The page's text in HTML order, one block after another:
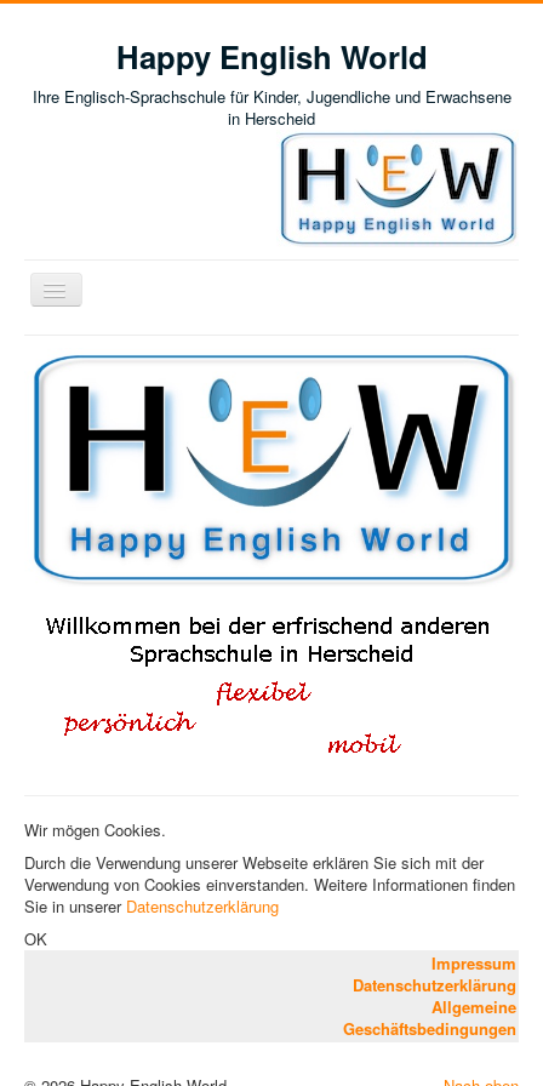
Happy English World
Ihre Englisch-Sprachschule für Kinder, Jugendliche und Erwachsene
in Herscheid
Navigation
an/aus
Home
News
Englisch für Kinder und Jugendliche
Einführung: Englisch für Kinder und Jugendliche
Vorbereitungskurs auf das 5. Schuljahr
Förderunterricht
Kursübersicht und Preise
Englisch für Erwachsene
Einführung: Englisch für Erwachsene
Konversationskurse
Englisch für den Beruf
Einführung: Englisch für den Beruf
Basic for Business
Kursübersicht und Preise
Die Dozentin
Kontakt
Wir mögen Cookies.
Durch die Verwendung unserer Webseite erklären Sie sich mit der
Verwendung von Cookies einverstanden. Weitere Informationen finden
Sie in unserer Datenschutzerklärung
OK
Impressum
Datenschutzerklärung
Allgemeine
Geschäftsbedingungen